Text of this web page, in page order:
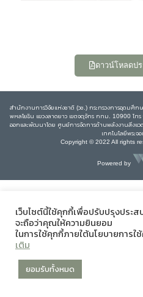
ดาวน์โหลดป
สำนักงานการวิจัยแห่งชาติ (วช.) กระทรวงการอุดมศึ
พหลโยธิน แขวงลาดยาว เขตจตุจักร กทม. 10900 โ
ออกและพัฒนาโดย ศูนย์การจัดการด้านพลังงานสิ่งแ
เทคโนโลยีพระจ
Copyright © 2022 All rights
Powered by
เว็บไซต์นี้ใช้คุกกี้เพื่อปรับปรุงประ
จะถือว่าคุณให้ความยินยอม
ในการใช้คุกกี้ภายใต้นโยบายการใ
เติม
ยอมรับทั้งหมด